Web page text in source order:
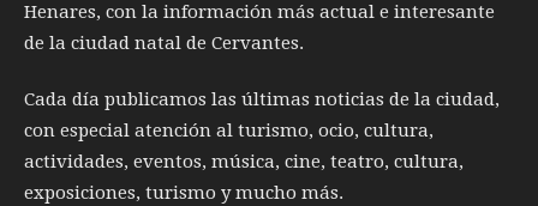
Henares, con la información más actual e interesante
de la ciudad natal de Cervantes.
Cada día publicamos las últimas noticias de la ciudad,
con especial atención al turismo, ocio, cultura,
actividades, eventos, música, cine, teatro, cultura,
exposiciones, turismo y mucho más.